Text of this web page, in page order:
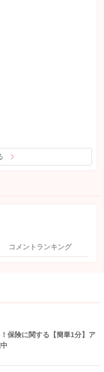
コメントランキング
保険に関する【簡単1分】ア